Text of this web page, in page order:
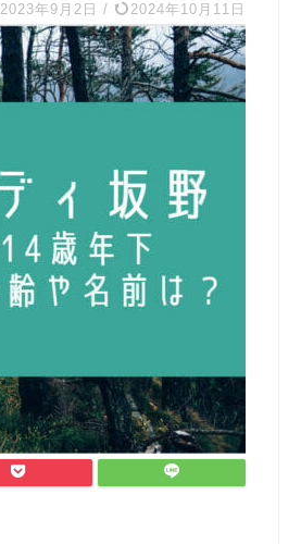
2023年9月2日 / 2024年10月11日